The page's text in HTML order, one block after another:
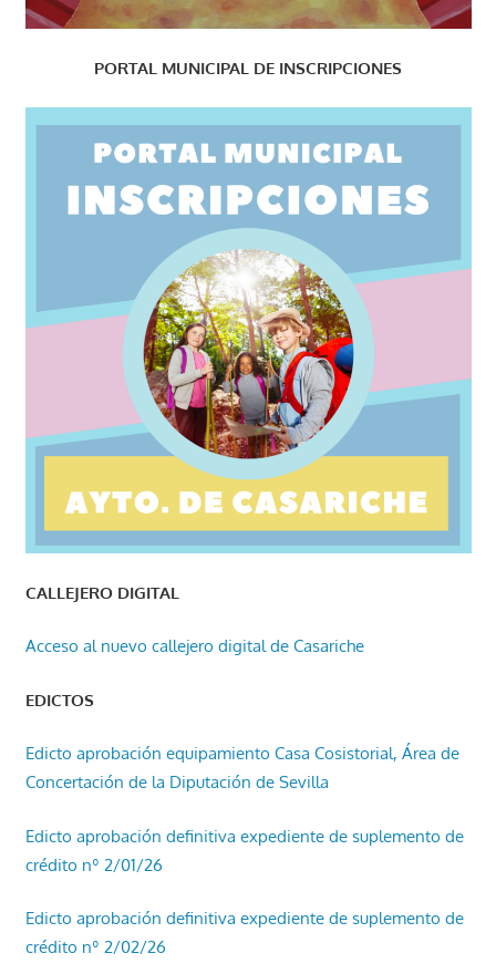
PORTAL MUNICIPAL DE INSCRIPCIONES
CALLEJERO DIGITAL
Acceso al nuevo callejero digital de Casariche
EDICTOS
Edicto aprobación equipamiento Casa Cosistorial, Área de
Concertación de la Diputación de Sevilla
Edicto aprobación definitiva expediente de suplemento de
crédito nº 2/01/26
Edicto aprobación definitiva expediente de suplemento de
crédito nº 2/02/26